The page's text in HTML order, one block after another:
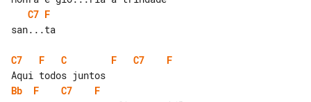
C7 F
san...ta
C7 F C F C7
F
Bb
F C7
F